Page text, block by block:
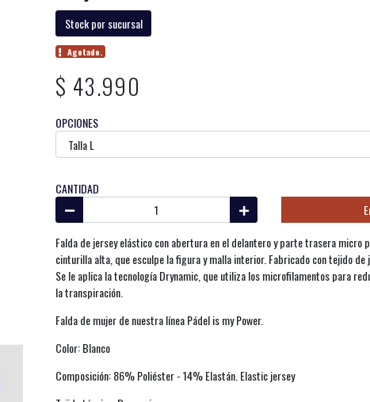
Stock por sucursal
Agotado.
$ 43.990
OPCIONES
CANTIDAD
Falda de jersey elástico con abertura en el delantero y parte trasera micro
cinturilla alta, que esculpe la figura y malla interior. Fabricado con tejido de
Se le aplica la tecnología Drynamic, que utiliza los microfilamentos para
la transpiración.
Falda de mujer de nuestra línea Pádel is my Power.
Color: Blanco
Composición: 86% Poliéster - 14% Elastán. Elastic jersey